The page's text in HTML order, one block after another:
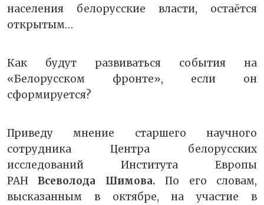
населения белорусские власти, остаётся
открытым…
Как будут развиваться события на
«Белорусском фронте», если он
сформируется?
Приведу мнение старшего научного
сотрудника Центра белорусских
исследований Института Европы
РАНВсеволода Шимова. По его словам,
высказанным в октябре, на участие в